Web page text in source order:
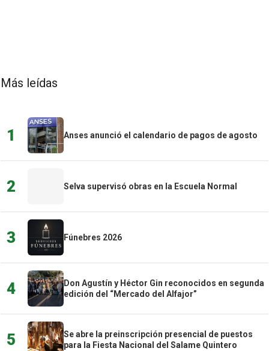
Más leídas
1 Anses anunció el calendario de pagos de agosto
2 Selva supervisó obras en la Escuela Normal
3 Fúnebres 2026
4
Don Agustín y Héctor Gin reconocidos en segunda
edición del “Mercado del Alfajor”
5
Se abre la preinscripción presencial de puestos
para la Fiesta Nacional del Salame Quintero